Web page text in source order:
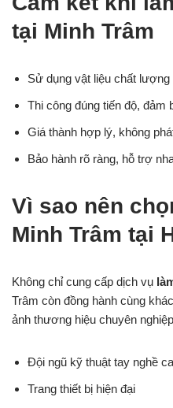
tại Minh Trâm
Sử dụng vật liệu chất lượng
Thi công đúng tiến độ, đảm
Giá thành hợp lý, không
Bảo hành rõ ràng, hỗ trợ
Vì sao nên
Minh Trâm tại
Không chỉ cung cấp dịch vụ
Trâm còn đồng hành cùng
ảnh thương hiệu chuyên
Đội ngũ kỹ thuật tay nghề
Trang thiết bị hiện đại